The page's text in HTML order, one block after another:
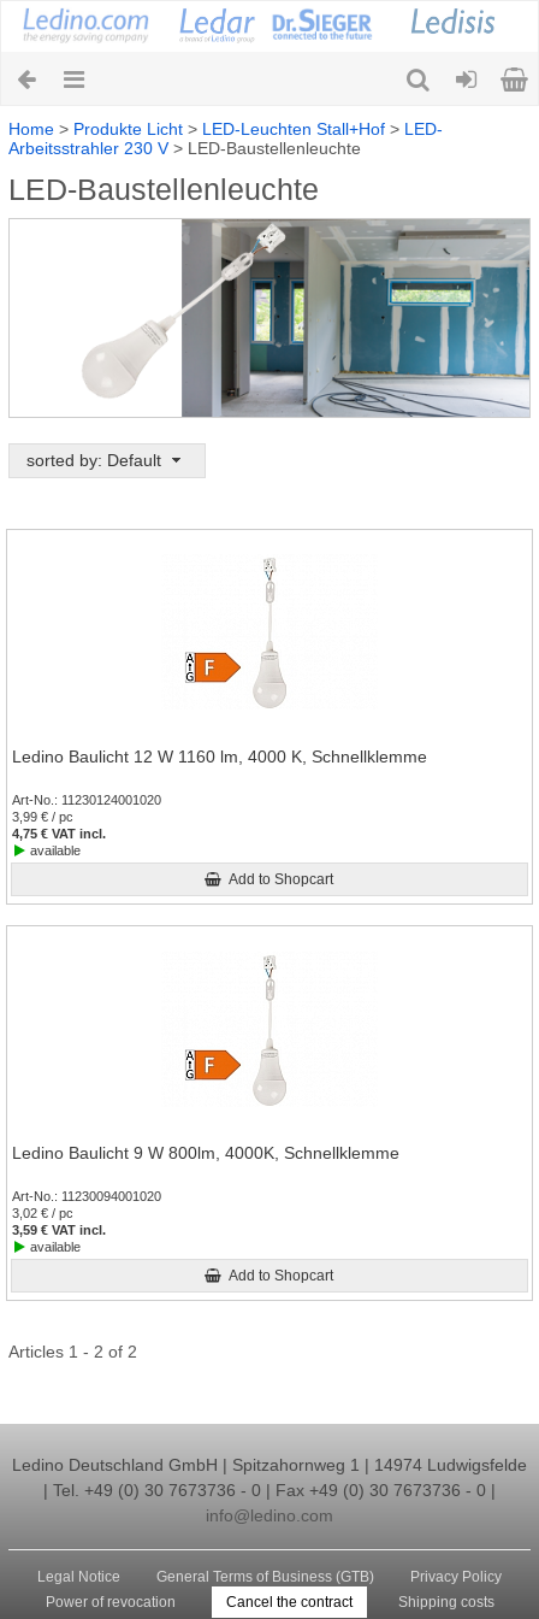
Home > Produkte Licht > LED-Leuchten Stall+Hof > LED-
Arbeitsstrahler 230 V> LED-Baustellenleuchte
LED-Baustellenleuchte
sorted by: Default
Ledino Baulicht 12 W 1160 lm, 4000 K, Schnellklemme
Art-No.
11230124001020
3,99 € / pc
4,75 € VAT incl.
available
Add to Shopcart
Ledino Baulicht 9 W 800lm, 4000K, Schnellklemme
Art-No.
11230094001020
3,02 € / pc
3,59 € VAT incl.
available
Add to Shopcart
Articles 1 - 2 of 2
Ledino Deutschland GmbH | Spitzahornweg 1 | 14974 Ludwigsfelde
| Tel. +49 (0) 30 7673736 - 0 | Fax +49 (0) 30 7673736 - 0 |
info@ledino.com
Legal Notice General Terms of Business (GTB)
Privacy Policy
Power of revocation
Cancel the contract Shipping costs